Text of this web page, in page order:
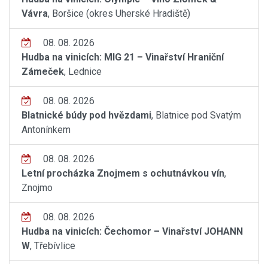
Vávra, Boršice (okres Uherské Hradiště)
08. 08. 2026
Hudba na vinicích: MIG 21 – Vinařství Hraniční
Zámeček, Lednice
08. 08. 2026
Blatnické búdy pod hvězdami, Blatnice pod Svatým
Antonínkem
08. 08. 2026
Letní procházka Znojmem s ochutnávkou vín,
Znojmo
08. 08. 2026
Hudba na vinicích: Čechomor – Vinařství JOHANN
W, Třebívlice